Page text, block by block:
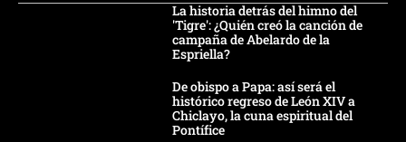
La historia detrás del himno del
'Tigre': ¿Quién creó la canción de
campaña de Abelardo de la
Espriella?
De obispo a Papa: así será el
histórico regreso de León XIV a
Chiclayo, la cuna espiritual del
Pontífice